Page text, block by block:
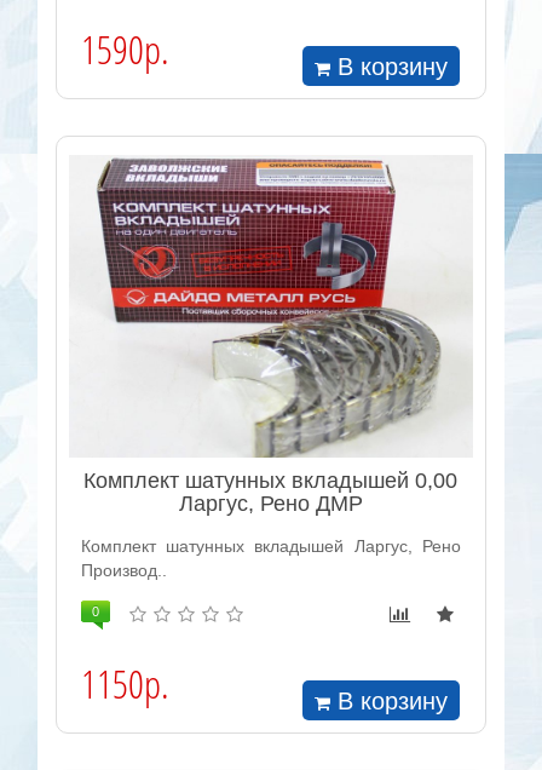
1590р. В корзину
Комплект шатунных вкладышей 0,00
Ларгус, Рено ДМР
Комплект шатунных вкладышей Ларгус, Рено
Производ..
0
1150р. В корзину